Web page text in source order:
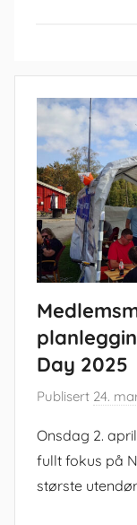
Day 2025
Publisert 24.
Onsdag 2.
fullt fokus på
største